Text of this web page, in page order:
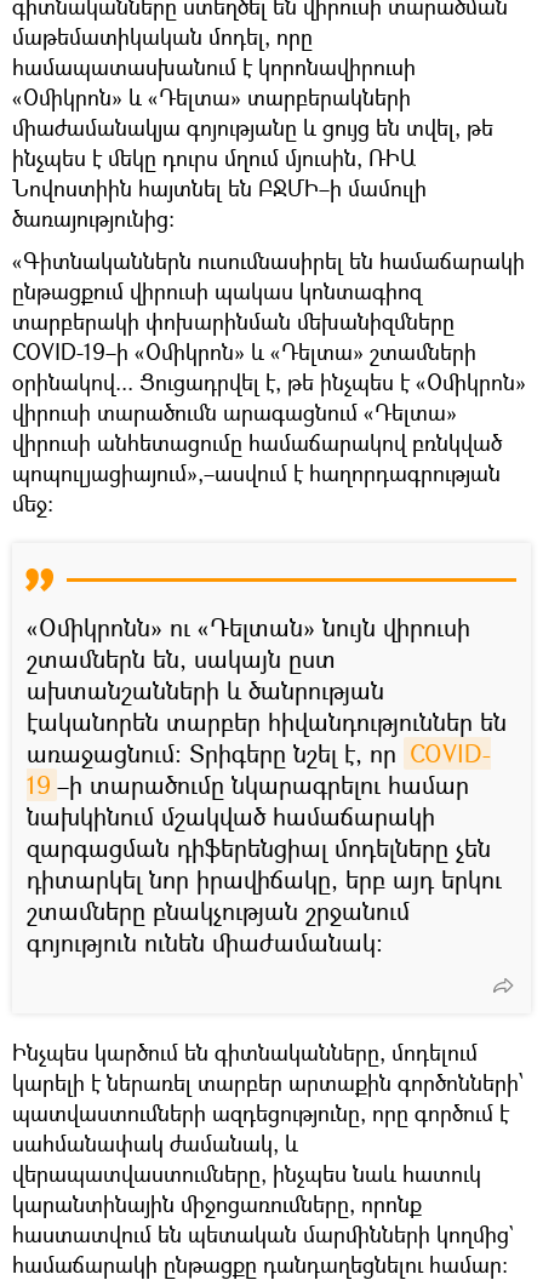
մաթեմատիկական մոդել, որը
համապատասխանում է կորոնավիրուսի
«Օմիկրոն» և «Դելտա» տարբերակների
միաժամանակյա գոյությանը և ցույց են տվել, թե
ինչպես է մեկը դուրս մղում մյուսին, ՌԻԱ
Նովոստիին հայտնել են ԲՋՄԻ–ի մամուլի
ծառայությունից:
«Գիտնականներն ուսումնասիրել են համաճարակի
ընթացքում վիրուսի պակաս կոնտագիոզ
տարբերակի փոխարինման մեխանիզմները
COVID-19–ի «Օմիկրոն» և «Դելտա» շտամների
օրինակով... Ցուցադրվել է, թե ինչպես է «Օմիկրոն»
վիրուսի տարածումն արագացնում «Դելտա»
վիրուսի անհետացումը համաճարակով բռնկված
պոպուլյացիայում»,–ասվում է հաղորդագրության
մեջ։
«Օմիկրոնն» ու «Դելտան» նույն վիրուսի
շտամներն են, սակայն ըստ
ախտանշանների և ծանրության
էականորեն տարբեր հիվանդություններ են
առաջացնում։ Տրիգերը նշել է, որ COVID-
19 –ի տարածումը նկարագրելու համար
նախկինում մշակված համաճարակի
զարգացման դիֆերենցիալ մոդելները չեն
դիտարկել նոր իրավիճակը, երբ այդ երկու
շտամները բնակչության շրջանում
գոյություն ունեն միաժամանակ։
Ինչպես կարծում են գիտնականները, մոդելում
կարելի է ներառել տարբեր արտաքին գործոնների՝
պատվաստումների ազդեցությունը, որը գործում է
սահմանափակ ժամանակ, և
վերապատվաստումները, ինչպես նաև հատուկ
կարանտինային միջոցառումները, որոնք
հաստատվում են պետական մարմինների կողմից`
համաճարակի ընթացքը դանդաղեցնելու համար: